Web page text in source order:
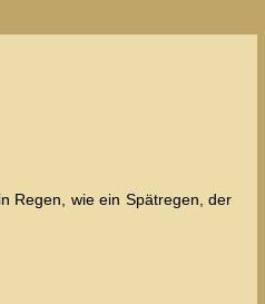
Regen, wie ein Spätregen, der